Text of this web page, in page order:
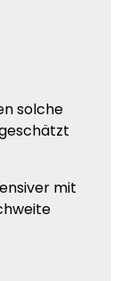
solche
mit